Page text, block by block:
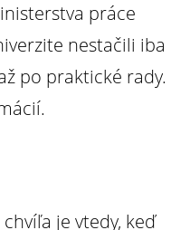
práce
nestačili iba
po praktické rady.
je vtedy, keď